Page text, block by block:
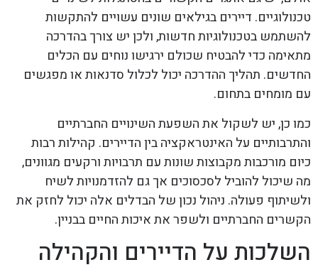
טכנולוגיים. דיירים בגילאים שונים עשויים להתקשות
להשתמש בטכנולוגיות חדשות, ולכן יש צורך בהדרכה
מתאימה כדי להבטיח שכולם ירגישו נוחים עם הכלים
החדשים. תהליך ההדרכה יכול לכלול סדנאות או מפגשים
עם מומחים בתחום.
כמו כן, יש לשקול את השפעת השינויים החברתיים
והתרבותיים על האינטראקציה בין הדיירים. קהילות רבות
כיום מורכבות מקבוצות שונות עם תרבויות ורקעים מגוונים,
מה שיכול להוביל לסכסוכים אך גם להזדמנויות לשיח
ולשיתוף פעולה. ניהול נכון של הבדלים אלה יכול לחזק את
הקשרים החברתיים ולשפר את איכות החיים בבניין.
השלכות על הדיירים והקהילה